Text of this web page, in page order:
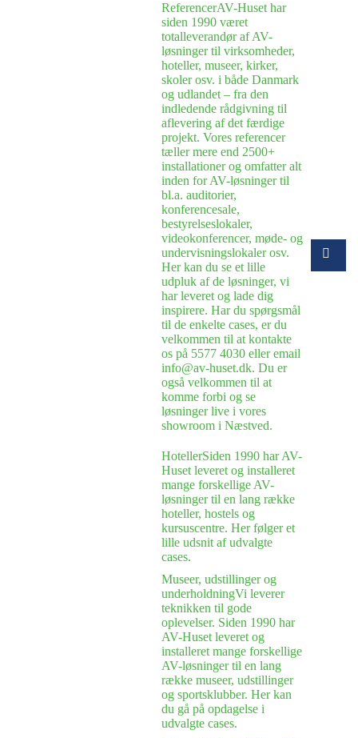
ReferencerAV-Huset har
siden 1990 været
totalleverandør af AV-
løsninger til virksomheder,
hoteller, museer, kirker,
skoler osv. i både Danmark
og udlandet – fra den
indledende rådgivning til
aflevering af det færdige
projekt. Vores referencer
tæller mere end 2500+
installationer og omfatter alt
inden for AV-løsninger til
bl.a. auditorier,
konferencesale,
bestyrelseslokaler,
videokonferencer, møde- og
undervisningslokaler osv.
Her kan du se et lille
udpluk af de løsninger, vi
har leveret og lade dig
inspirere. Har du spørgsmål
til de enkelte cases, er du
velkommen til at kontakte
os på 5577 4030 eller email
info@av-huset.dk. Du er
også velkommen til at
komme forbi og se
løsninger live i vores
showroom i Næstved.
HotellerSiden 1990 har AV-
Huset leveret og installeret
mange forskellige AV-
løsninger til en lang række
hoteller, hostels og
kursuscentre. Her følger et
lille udsnit af udvalgte
cases.
Museer, udstillinger og
underholdningVi leverer
teknikken til gode
oplevelser. Siden 1990 har
AV-Huset leveret og
installeret mange forskellige
AV-løsninger til en lang
række museer, udstillinger
og sportsklubber. Her kan
du gå på opdagelse i
udvalgte cases.